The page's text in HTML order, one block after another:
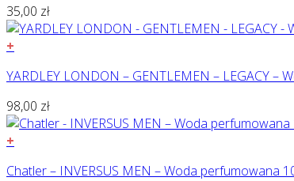
35,00 zł
+
YARDLEY LONDON – GENTLEMEN – LEGACY –
98,00 zł
+
Chatler – INVERSUS MEN – Woda perfumowana